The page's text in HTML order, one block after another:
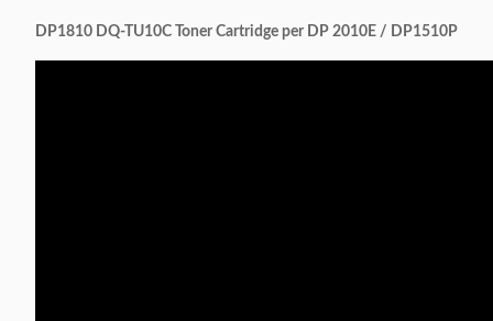
DP1810 DQ-TU10C Toner Cartridge per DP 2010E / DP1510P